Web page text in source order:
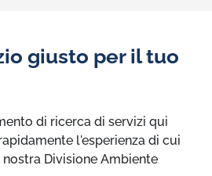
giusto per il tuo
di ricerca di servizi qui
l'esperienza di cui
Divisione Ambiente